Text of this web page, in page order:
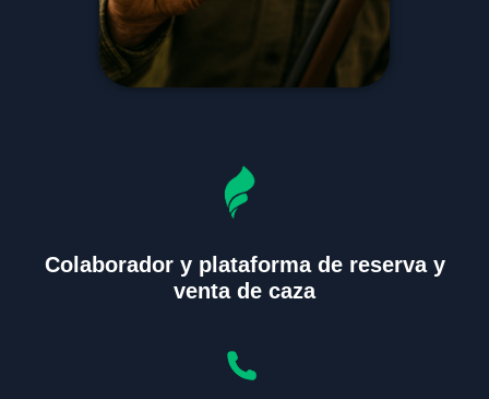
Colaborador y plataforma de reserva y
venta de caza